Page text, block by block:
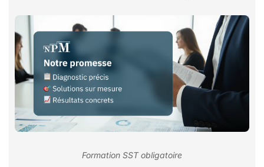
Formation SST obligatoire